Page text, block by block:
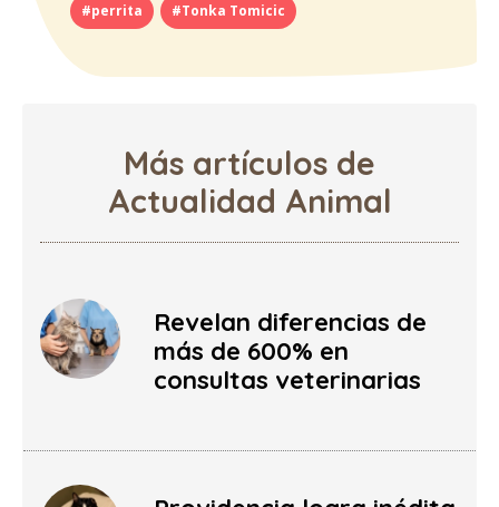
#perrita #Tonka Tomicic
Más artículos de
Actualidad Animal
Revelan diferencias de
más de 600% en
consultas veterinarias